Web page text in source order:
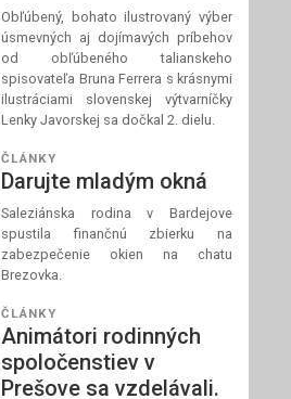
Obľúbený, bohato ilustrovaný výber
úsmevných aj dojímavých príbehov
od obľúbeného talianskeho
spisovateľa Bruna Ferrera s krásnymi
ilustráciami slovenskej výtvarníčky
Lenky Javorskej sa dočkal 2. dielu.
ČLÁNKY
Darujte mladým okná
Saleziánska rodina v Bardejove
spustila finančnú zbierku na
zabezpečenie okien na chatu
Brezovka.
ČLÁNKY
Animátori rodinných
spoločenstiev v
Prešove sa vzdelávali.